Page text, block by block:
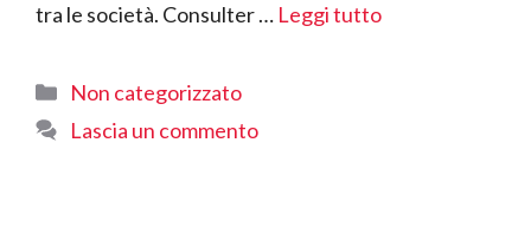
tra le società. Consulter … Leggi tutto
Categorie
Non categorizzato
Lascia un commento